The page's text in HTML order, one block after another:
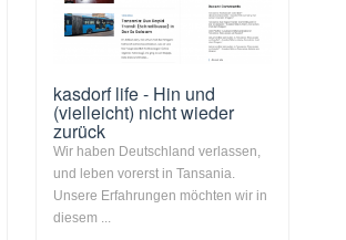
kasdorf life - Hin und
(vielleicht) nicht wieder
zurück
Wir haben Deutschland verlassen,
und leben vorerst in Tansania.
Unsere Erfahrungen möchten wir in
diesem ...